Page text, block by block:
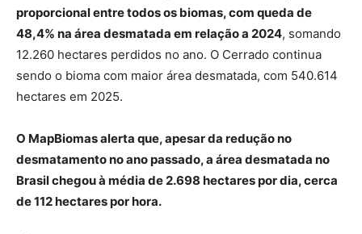
proporcional entre todos os biomas, com queda de
48,4% na área desmatada em relação a 2024, somando
12.260 hectares perdidos no ano. O Cerrado continua
sendo o bioma com maior área desmatada, com 540.614
hectares em 2025.
O MapBiomas alerta que, apesar da redução no
desmatamento no ano passado, a área desmatada no
Brasil chegou à média de 2.698 hectares por dia, cerca
de 112 hectares por hora.